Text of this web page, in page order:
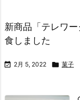
新商品「テレワ
食しました
 2月 5, 2022  菓子